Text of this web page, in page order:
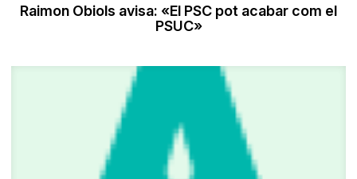
Raimon Obiols avisa: «El PSC pot acabar com el
PSUC»